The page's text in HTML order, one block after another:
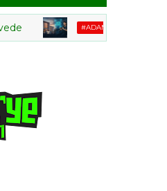
#ADANZYEESPOR